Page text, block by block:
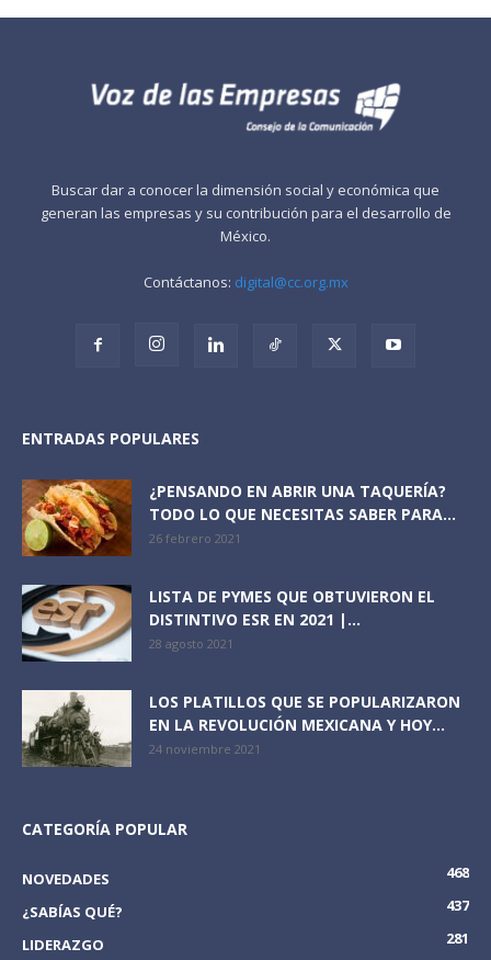
Buscar dar a conocer la dimensión social y económica que
generan las empresas y su contribución para el desarrollo de
México.
Contáctanos: digital@cc.org.mx
ENTRADAS POPULARES
¿PENSANDO EN ABRIR UNA TAQUERÍA?
TODO LO QUE NECESITAS SABER PARA...
26 febrero 2021
LISTA DE PYMES QUE OBTUVIERON EL
DISTINTIVO ESR EN 2021 |...
28 agosto 2021
LOS PLATILLOS QUE SE POPULARIZARON
EN LA REVOLUCIÓN MEXICANA Y HOY...
24 noviembre 2021
CATEGORÍA POPULAR
NOVEDADES
468
¿SABÍAS QUÉ?
437
LIDERAZGO
281